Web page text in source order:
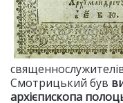
Смотрицький був
архієпископа